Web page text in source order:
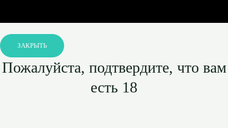
ЗАКРЫТЬ
Пожалуйста, подтвердите, что вам
есть 18